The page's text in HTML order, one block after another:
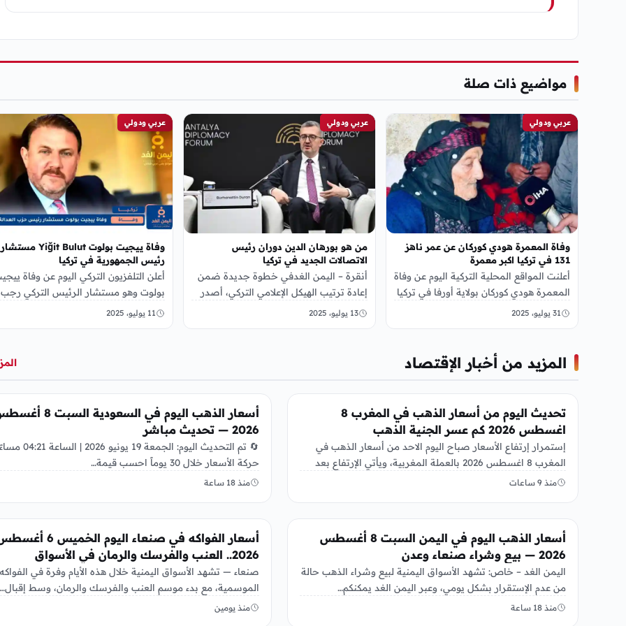
مواضيع ذات صلة
عربي ودولي
وفاة المعمرة هودي كوركان عن عمر ناهز
131 في تركيا اكبر معمرة
أعلنت المواقع المحلية التركية اليوم عن وفاة
المعمرة هودي كوركان بولاية أورفا في تركيا
عن عمر ناهز 131 عاماً, حيث…
31 يوليو، 2025
عربي ودولي
من هو بورهان الدين دوران رئيس
الاتصالات الجديد في تركيا
أنقرة – اليمن الغدفي خطوة جديدة ضمن
إعادة ترتيب الهيكل الإعلامي التركي، أصدر
الرئيس رجب طيب أردوغان يوم 10 يوليو…
13 يوليو، 2025
عربي ودولي
وفاة ييجيت بولوت Yiğit Bulut مستشار
رئيس الجمهورية في تركيا
أعلن التلفزيون التركي اليوم عن وفاة
بولوت وهو مستشار الرئيس التركي رجب
طيب أردوغان وهو ايضا وعضو مجلس
11 يوليو، 2025
المزيد من أخبار الإقتصاد
تحديث اليوم من أسعار الذهب في المغرب 8
اغسطس 2026 كم عسر الجنية الذهب
إستمرار إرتفاع الأسعار صباح اليوم الاحد من أسعار الذهب في
المغرب 8 اغسطس 2026 بالعملة المغربية، ويأتي الإرتفاع بعد
أيام…
منذ 9 ساعات
أسعار الذهب اليوم في السعودية
2026 — تحديث مباشر
🔄 تم التحديث اليوم: الجمعة 19 يونيو 2026 |
حركة الأسعار خلال 30 يوماً احسب قيمة…
منذ 18 ساعة
أسعار الذهب اليوم في اليمن السبت 8 أغسطس
2026 — بيع وشراء صنعاء وعدن
اليمن الغد – خاص: تشهد الأسواق اليمنية لبيع وشراء الذهب حالة
من عدم الإستقرار بشكل يومي، وعبر اليمن الغد يمكنكم…
منذ 18 ساعة
أسعار الفواكه في صنعاء اليوم الخميس 6
2026.. العنب والفرسك والرمان في الأسواق
صنعاء — تشهد الأسواق اليمنية خلال هذه الأيام وفرة في الفواكه
الموسمية، مع بدء موسم العنب والفرسك والرمان، وسط إقبال…
منذ يومين